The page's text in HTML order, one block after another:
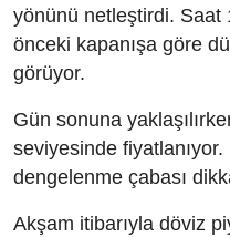
yönünü netleştirdi. Saat
önceki kapanışa göre
görüyor.
Gün sonuna
seviyesinde
dengelenme çabası
Akşam itibarıyla döviz